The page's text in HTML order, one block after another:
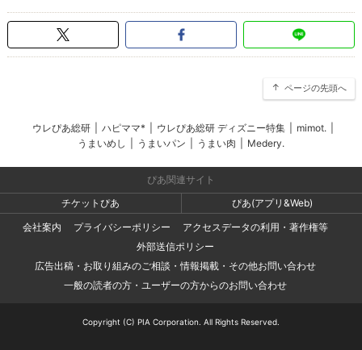
ページの先頭へ
ウレぴあ総研 ハピママ* ウレぴあ総研 ディズニー特集 mimot.
うまいめし
うまいパン うまい肉 Medery.
ぴあ関連サイト
チケットぴあ
ぴあ(アプリ&Web)
会社案内
プライバシーポリシー
アクセスデータの利用・著作権等
外部送信ポリシー
広告出稿・お取り組みのご相談・情報掲載・その他お問い合わせ
一般の読者の方・ユーザーの方からのお問い合わせ
Copyright (C) PIA Corporation. All Rights Reserved.